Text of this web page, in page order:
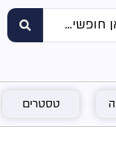
טסטרים